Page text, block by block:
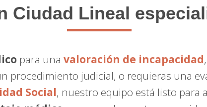
Ciudad Lineal
para unavaloración de incapacidad
procedimiento judicial, o requieras una
Social, nuestro equipo está listo para